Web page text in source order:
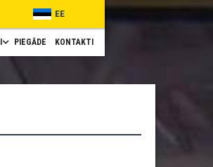
EE
PIEGĀDE KONTAKTI